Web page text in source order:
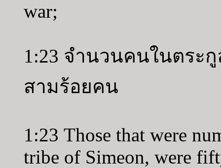
war;
1:23 จำนวนคนในตระ
สามร้อยคน
1:23 Those that were
tribe of Simeon, were